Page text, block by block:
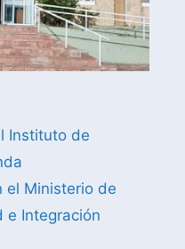
Instituto de
el Ministerio de
e Integración